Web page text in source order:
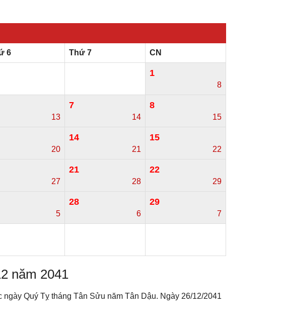
6 Thứ 7 CN
1
8
13
7
14
8
15
20
14
21
15
22
27
21
28
22
29
5
28
6
29
7
năm 2041
Quý Tỵ tháng Tân Sửu năm Tân Dậu. Ngày 26/12/2041